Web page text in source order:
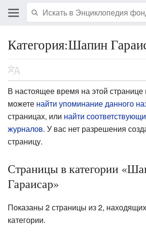
Категория:Шапин
В настоящее время на этой странице
можете найти упоминание данного
страницах, или найти
журналов. У вас нет разрешения
страницу.
Страницы в категории
Гараисар»
Показаны 2 страницы из 2,
категории.